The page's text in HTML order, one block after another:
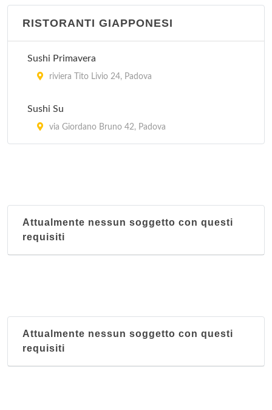
RISTORANTI GIAPPONESI
Sushi Primavera
riviera Tito Livio 24, Padova
Sushi Su
via Giordano Bruno 42, Padova
Attualmente nessun soggetto con questi
requisiti
Attualmente nessun soggetto con questi
requisiti